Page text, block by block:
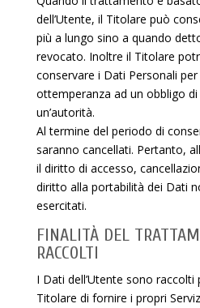
dell’Utente, il Titolare può
più a lungo sino a quando
revocato. Inoltre il Titolare
conservare i Dati Personali
ottemperanza ad un obbligo
un’autorità.
Al termine del periodo di
saranno cancellati. Pertanto,
il diritto di accesso,
diritto alla portabilità dei Dati
esercitati.
FINALITÀ DEL
RACCOLTI
I Dati dell’Utente sono raccolti
Titolare di fornire i propri